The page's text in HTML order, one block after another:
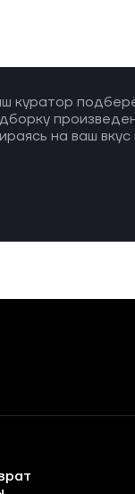
куратор
на ваш вкус